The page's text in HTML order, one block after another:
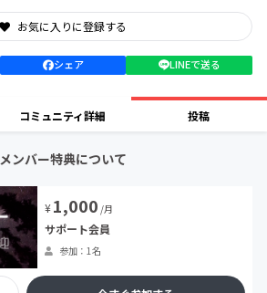
お気に入りに登録する
シェア LINEで送る
コミュニティ詳細 投稿
メンバー特典について
¥1,000 /月
サポート会員
参加：1名